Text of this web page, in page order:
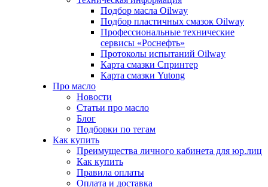
Подбор масла Oilway
Подбор пластичных смазок Oilway
Профессиональные технические
сервисы «Роснефть»
Протоколы испытаний Oilway
Карта смазки Спринтер
Карта смазки Yutong
Про масло
Новости
Статьи про масло
Блог
Подборки по тегам
Как купить
Преимущества личного кабинета для юр.лиц
Как купить
Правила оплаты
Оплата и доставка